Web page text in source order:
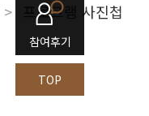
> 프로그램 사진첩
참여후기
TOP